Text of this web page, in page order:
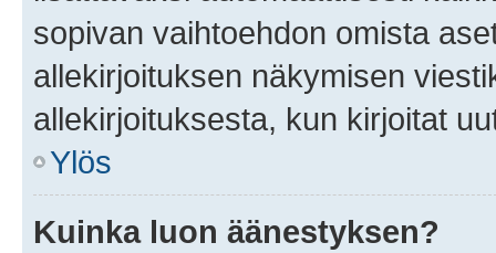
sopivan vaihtoehdon omista
allekirjoituksen näkymisen
allekirjoituksesta, kun kirjoitat
Ylös
Kuinka luon äänestyksen?